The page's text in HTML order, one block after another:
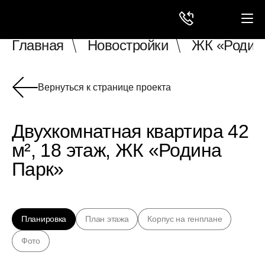
Главная Новостройки ЖК
Вернуться к странице проекта
Двухкомнатная квартира 42
м², 18 этаж, ЖК «Родина
Парк»
Планировка План этажа Корпус на генплане
Фото